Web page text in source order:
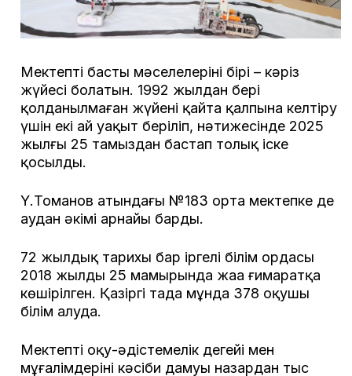
Мектептің басты мәселелерінің бірі – кәріз
жүйесі болатын. 1992 жылдан бері
қолданылмаған жүйені қайта қалпына келтіру
үшін екі ай уақыт беріліп, нәтижесінде 2025
жылғы 25 тамыздан бастап толық іске
қосылды.
Ү.Томанов атындағы №183 орта мектепке де
аудан әкімі арнайы барды.
72 жылдық тарихы бар іргелі білім ордасы
2018 жылдың 25 мамырында жаңа ғимаратқа
көшірілген. Қазіргі таңда мұнда 378 оқушы
білім алуда.
Мектептің оқу-әдістемелік деңгейі мен
мұғалімдерінің кәсіби дамуы назардан тыс